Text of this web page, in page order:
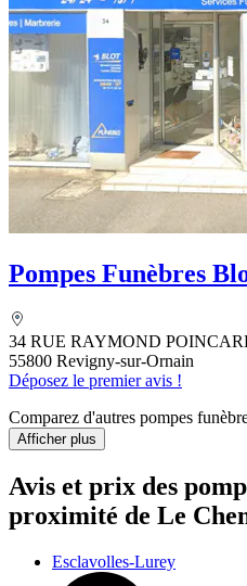
Pompes Funèbres
34 RUE RAYMOND
55800 Revigny-sur-Ornain
Déposez le premier avis !
Comparez d'autres pompes
Afficher plus
Avis et prix des
proximité de Le
Esclavolles-Lurey